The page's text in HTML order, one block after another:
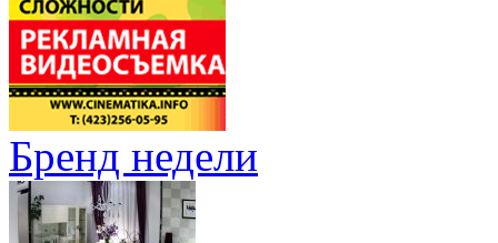
Бренд недели